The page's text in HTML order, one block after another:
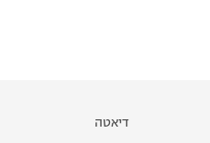
דיאטה